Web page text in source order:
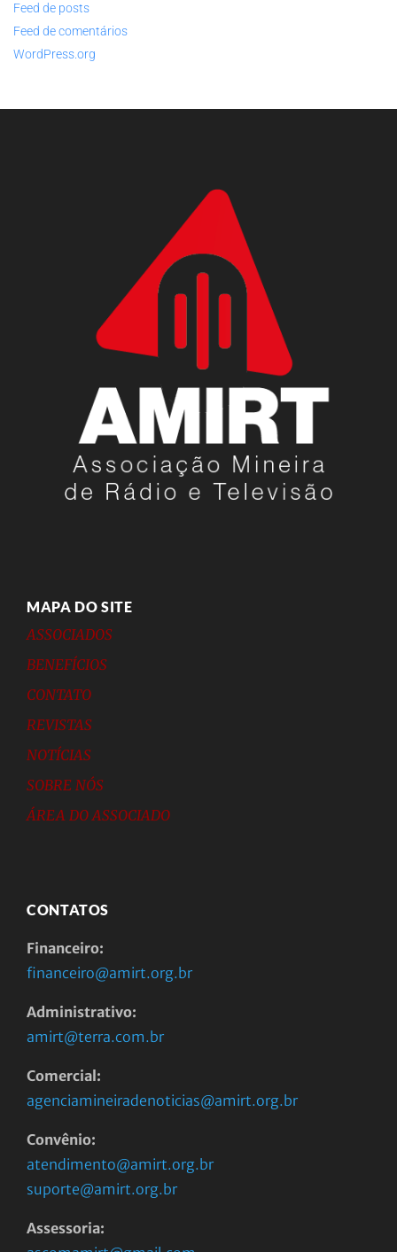
Feed de posts
Feed de comentários
WordPress.org
MAPA DO SITE
ASSOCIADOS
BENEFÍCIOS
CONTATO
REVISTAS
NOTÍCIAS
SOBRE NÓS
ÁREA DO ASSOCIADO
CONTATOS
Financeiro:
financeiro@amirt.org.br
Administrativo:
amirt@terra.com.br
Comercial:
agenciamineiradenoticias@amirt.org.br
Convênio:
atendimento@amirt.org.br
suporte@amirt.org.br
Assessoria: